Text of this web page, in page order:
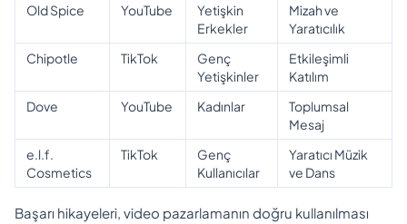
Old Spice
YouTube
Yetişkin
Erkekler
Mizah ve
Yaratıcılık
Chipotle
TikTok
Genç
Yetişkinler
Etkileşimli
Katılım
Dove
YouTube Kadınlar
Toplumsal
Mesaj
e.l.f.
Cosmetics
TikTok
Genç
Kullanıcılar
Yaratıcı Müzik
ve Dans
Başarı hikayeleri, video pazarlamanın doğru kullanılması